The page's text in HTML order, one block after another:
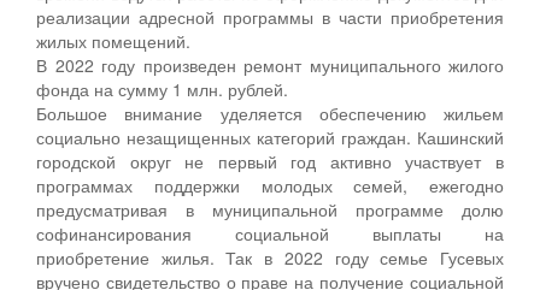
реализации адресной программы в части приобретения
жилых помещений.
В 2022 году произведен ремонт муниципального жилого
фонда на сумму 1 млн. рублей.
Большое внимание уделяется обеспечению жильем
социально незащищенных категорий граждан. Кашинский
городской округ не первый год активно участвует в
программах поддержки молодых семей, ежегодно
предусматривая в муниципальной программе долю
софинансирования социальной выплаты на
приобретение жилья. Так в 2022 году семье Гусевых
вручено свидетельство о праве на получение социальной